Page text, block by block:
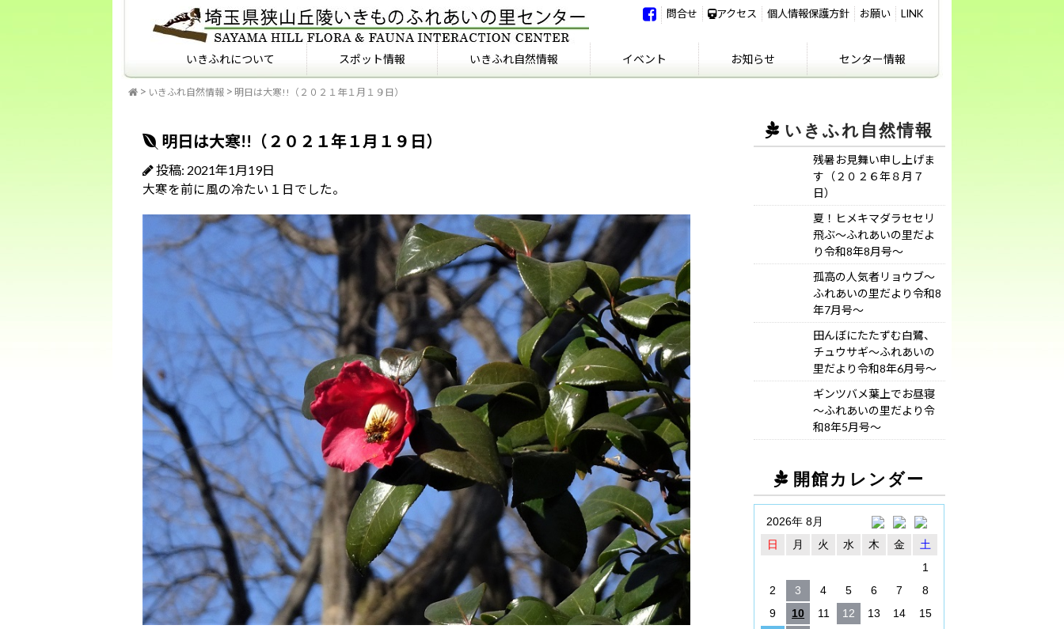
問合せ アクセス 個人情報保護方針 お願い LINK
いきふれについて
いきふれについて
いきふれプログラム紹介
フィールドマナーを知っ
スポット情報 いきふれ自然情報 イベント お知らせ センター情報
いきふれ自然情報 明日は大寒!!（２０２１年１月１９日）
明日は大寒!!（２０２１年１月１９日）
投稿: 2021年1月19日
大寒を前に風の冷たい１日でした。
いきふれ自然情報
残暑お見舞い申し上げま
す（２０２６年８月７
日）
夏！ヒメキマダラセセリ
飛ぶ～ふれあいの里だよ
り令和8年8月号～
孤高の人気者リョウブ～
ふれあいの里だより令和8
年7月号～
田んぼにたたずむ白鷺、
チュウサギ～ふれあいの
里だより令和8年6月号～
ギンツバメ葉上でお昼寝
～ふれあいの里だより令
和8年5月号～
開館カレンダー
2026年 8月
日
月 火 水 木 金
土
1
2
3 4 5 6 7
8
9
10 11 12 13 14
15